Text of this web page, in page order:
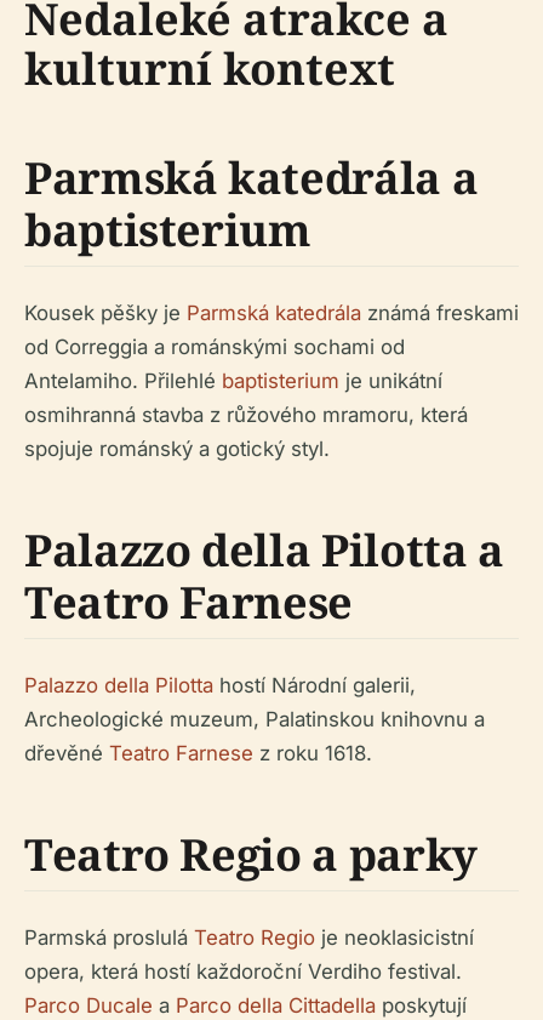
Nedaleké atrakce a
kulturní kontext
Parmská katedrála a
baptisterium
Kousek pěšky je Parmská katedrála známá freskami
od Correggia a románskými sochami od
Antelamiho. Přilehlé baptisterium je unikátní
osmihranná stavba z růžového mramoru, která
spojuje románský a gotický styl.
Palazzo della Pilotta a
Teatro Farnese
Palazzo della Pilotta hostí Národní galerii,
Archeologické muzeum, Palatinskou knihovnu a
dřevěné Teatro Farnese z roku 1618.
Teatro Regio a parky
Parmská proslulá Teatro Regio je neoklasicistní
opera, která hostí každoroční Verdiho festival.
Parco Ducale a Parco della Cittadella poskytují